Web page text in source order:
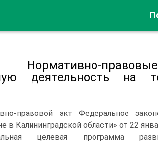
деятельность на
правовой акт Федеральное
Калининградской области» от 22
целевая программа